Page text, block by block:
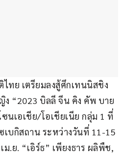
ทย เตรียมลงสู้ศึกเทนนิสชิง
“2023 บิลลี จีน คิง คัพ บาย
นเอเชีย/โอเชียเนีย กลุ่ม 1 ที่
บกิสถาน ระหว่างวันที่ 11-15
ม.ย. “เอิร์ธ” เพียงธาร ผลิพืช,